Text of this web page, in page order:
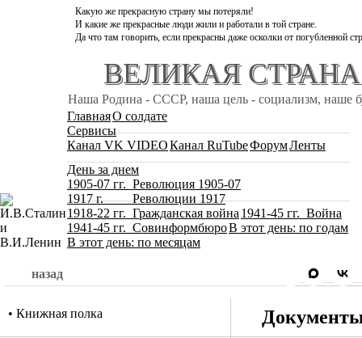
Какую же прекрасную страну мы потеряли!
И какие же прекрасные люди жили и работали в той стране.
Да что там говорить, если прекрасны даже осколки от погубленной
ВЕЛИКАЯ
Наша Родина - СССР, наша цель - социализм, наше
ГлавнаяО солдате
Сервисы
Канал VK VIDEOКанал RuTubeФорумЛенты
День за днем
1905-07 гг. Революция 1905-07
1917 г. Революции 1917
1918-22 гг. Гражданская война 1941-45 гг. Война
1941-45 гг. СовинформбюроВ этот день: по годам
В этот день: по месяцам
назад
• Книжная полка